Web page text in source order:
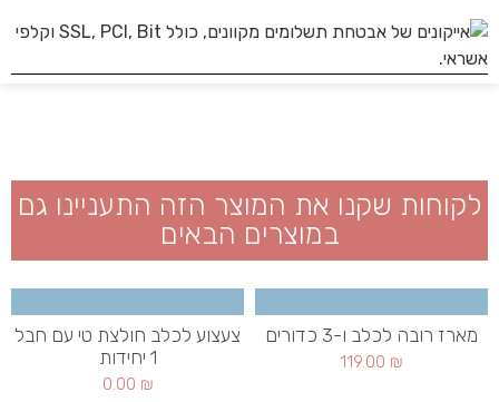
לקוחות שקנו את המוצר הזה התעניינו גם
במוצרים הבאים
מארז רובה לכלב ו-3 כדורים
119.00 ₪
צעצוע לכלב חולצת טי עם חבל
1 יחידות
0.00 ₪